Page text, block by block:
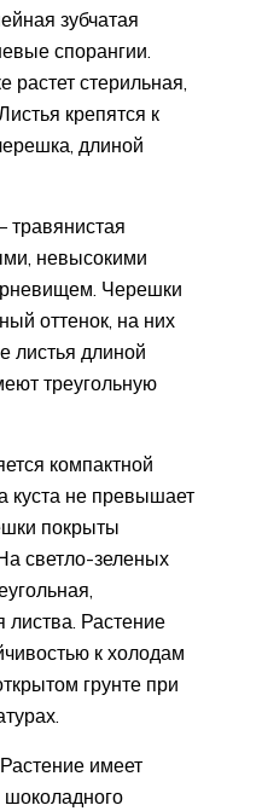
зубчатая
спорангии.
стерильная,
крепятся к
длиной
травянистая
невысокими
Черешки
оттенок, на них
листья длиной
треугольную
компактной
куста не превышает
покрыты
светло-зеленых
Растение
к холодам
грунте при
имеет